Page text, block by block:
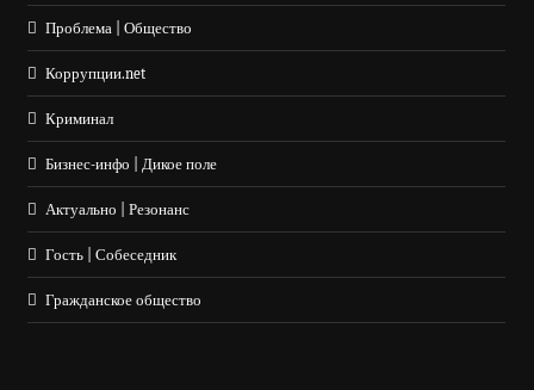
Проблема | Общество
Коррупции.net
Криминал
Бизнес-инфо | Дикое поле
Актуально | Резонанс
Гость | Собеседник
Гражданское общество